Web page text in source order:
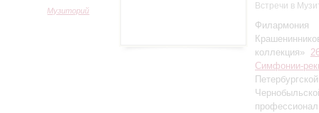
Музиторий Встречи в
коллекция»
Симфонии-